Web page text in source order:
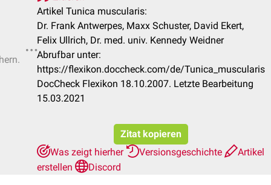
Artikel Tunica muscularis:
Dr. Frank Antwerpes, Maxx Schuster, David Ekert,
Felix Ullrich, Dr. med. univ. Kennedy Weidner
Abrufbar unter:
https://flexikon.doccheck.com/de/Tunica_muscularis
DocCheck Flexikon 18.10.2007. Letzte Bearbeitung
15.03.2021
Zitat kopieren
Was zeigt hierher
Versionsgeschichte
Artikel
erstellen
Discord